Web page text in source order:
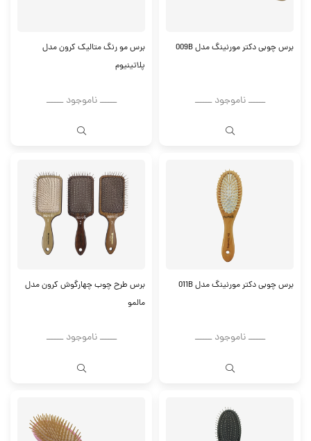
برس چوبی دکتر مورنینگ مدل 009B
ــــــ ناموجود ــــــ
برس مو رنگ متالیک کرون مدل
پلاتینیوم
ــــــ ناموجود ــــــ
برس چوبی دکتر مورنینگ مدل 011B
ــــــ ناموجود ــــــ
برس طرح چوب چهارگوش کرون مدل
مالمو
ــــــ ناموجود ــــــ